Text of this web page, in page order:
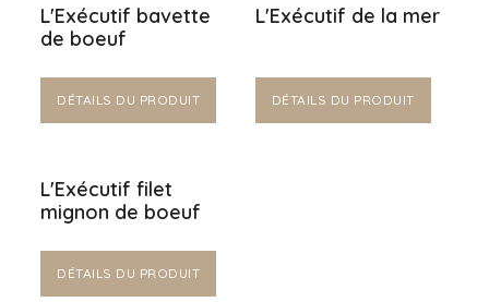
L'Exécutif bavette
de boeuf
DÉTAILS DU PRODUIT
L'Exécutif de la mer
DÉTAILS DU PRODUIT
L'Exécutif filet
mignon de boeuf
DÉTAILS DU PRODUIT